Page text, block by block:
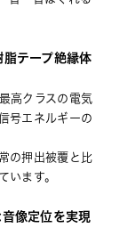
テープ絶縁体
高クラスの電気
号エネルギーの
の押出被覆と比
います。
像定位を実現